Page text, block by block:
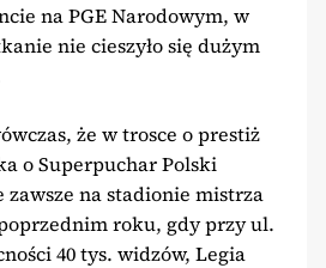
na PGE Narodowym, w
nie cieszyło się dużym
że w trosce o prestiż
o Superpuchar Polski
zawsze na stadionie mistrza
roku, gdy przy ul.
40 tys. widzów, Legia